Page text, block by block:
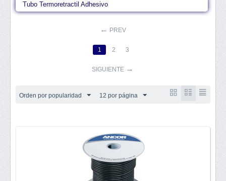
Tubo Termoretractil Adhesivo
PREV
1 2 3
SIGUIENTE
Orden por popularidad 12 por página